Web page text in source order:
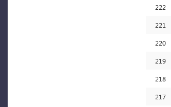
222
221
220
219
218
217